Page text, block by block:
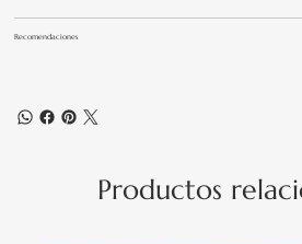
Recomendaciones
Productos